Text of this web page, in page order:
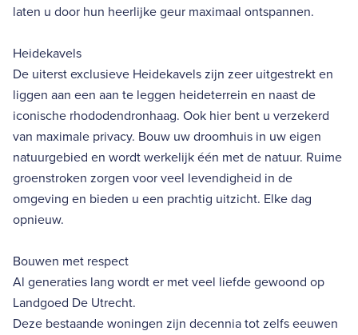
laten u door hun heerlijke geur maximaal ontspannen.
Heidekavels
De uiterst exclusieve Heidekavels zijn zeer uitgestrekt en
liggen aan een aan te leggen heideterrein en naast de
iconische rhododendronhaag. Ook hier bent u verzekerd
van maximale privacy. Bouw uw droomhuis in uw eigen
natuurgebied en wordt werkelijk één met de natuur. Ruime
groenstroken zorgen voor veel levendigheid in de
omgeving en bieden u een prachtig uitzicht. Elke dag
opnieuw.
Bouwen met respect
Al generaties lang wordt er met veel liefde gewoond op
Landgoed De Utrecht.
Deze bestaande woningen zijn decennia tot zelfs eeuwen